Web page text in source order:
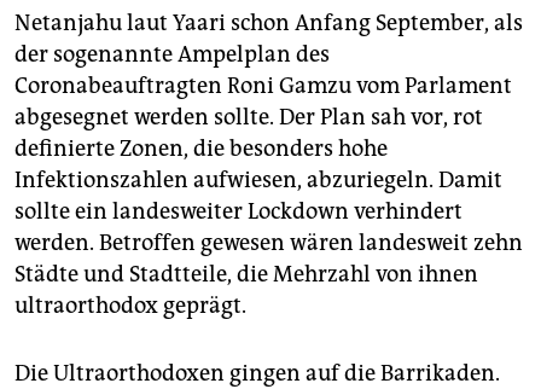
Netanjahu laut Yaari schon Anfang September, als
der sogenannte Ampelplan des
Coronabeauftragten Roni Gamzu vom Parlament
abgesegnet werden sollte. Der Plan sah vor, rot
definierte Zonen, die besonders hohe
Infektionszahlen aufwiesen, abzuriegeln. Damit
sollte ein landesweiter Lockdown verhindert
werden. Betroffen gewesen wären landesweit zehn
Städte und Stadtteile, die Mehrzahl von ihnen
ultraorthodox geprägt.
Die Ultraorthodoxen gingen auf die Barrikaden.